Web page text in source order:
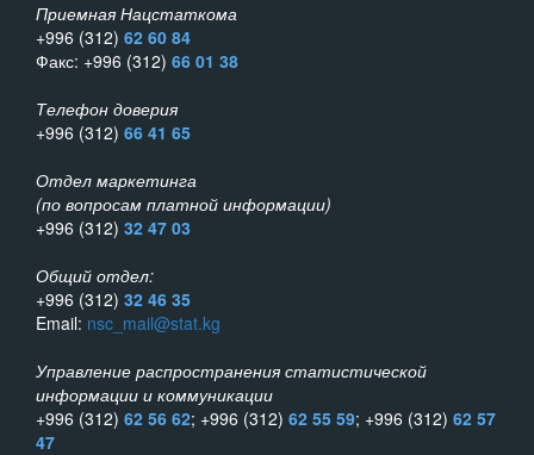
Приемная Нацстаткома
+996 (312) 62 60 84
Факс: +996 (312) 66 01 38
Телефон доверия
+996 (312) 66 41 65
Отдел маркетинга
(по вопросам платной информации)
+996 (312) 32 47 03
Общий отдел:
+996 (312) 32 46 35
Email: nsc_mail@stat.kg
Управление распространения статистической
информации и коммуникации
+996 (312) 62 56 62; +996 (312) 62 55 59; +996 (312) 62 57
47